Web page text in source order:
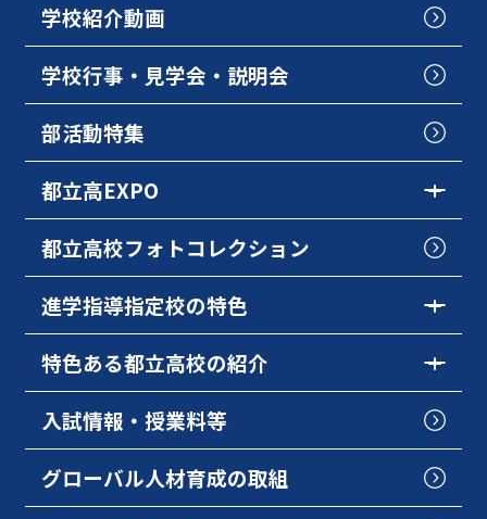
学校紹介動画
学校行事・見学会・説明会
部活動特集
都立高EXPO
都立高校フォトコレクション
進学指導指定校の特色
特色ある都立高校の紹介
入試情報・授業料等
グローバル人材育成の取組